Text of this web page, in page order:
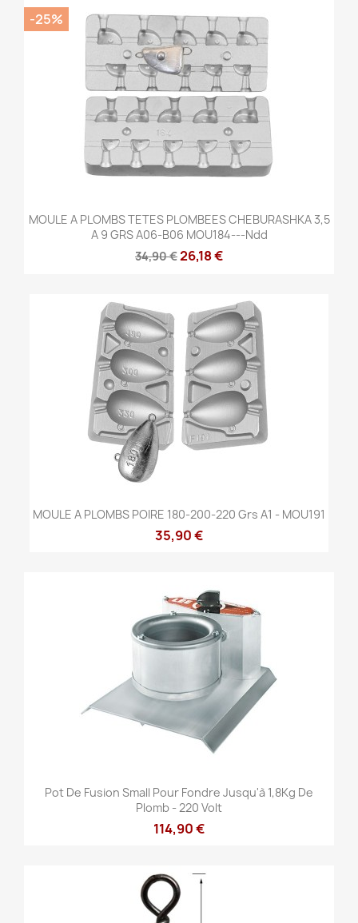
MOULE A PLOMBS TETES PLOMBEES CHEBURASHKA 3,5
A 9 GRS A06-B06 MOU184---Ndd
34,90 €26,18 €
-25%
MOULE A PLOMBS POIRE 180-200-220 Grs A1 - MOU191
35,90 €
Pot De Fusion Small Pour Fondre Jusqu'à 1,8Kg De
Plomb - 220 Volt
114,90 €